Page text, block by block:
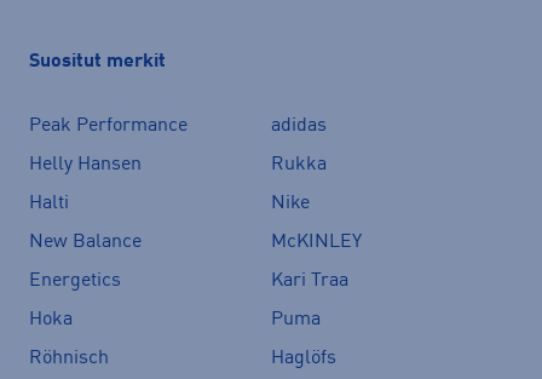
Suositut merkit
Peak Performance
adidas
Helly Hansen
Rukka
Halti
Nike
New Balance
McKINLEY
Energetics
Kari Traa
Hoka
Puma
Röhnisch
Haglöfs